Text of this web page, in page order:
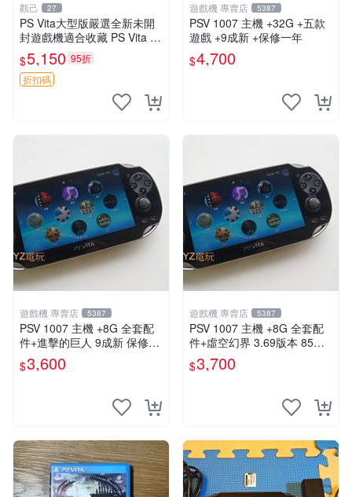
觀己 27
PS Vita大型版嚴選全新未開
封遊戲機適合收藏 PS Vita 新
型號 家用遊戲機 直營店優選
$5,150 95折
折扣碼
遊戲機 專賣店 5387
PSV 1007 主機 +32G +五款
遊戲 +9成新 +保修一年
$4,700
遊戲機 專賣店 5387
PSV 1007 主機 +8G 全套配
件+進擊的巨人 9成新 保修一
年 品質有保障
$3,600
遊戲機 專賣店 5387
PSV 1007 主機 +8G 全套配
件+虛空幻界 3.69版本 85成
新 PS Vita1007 一年保修
$3,700